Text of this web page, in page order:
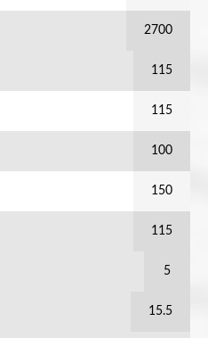
2700
115
115
100
150
115
5
15.5